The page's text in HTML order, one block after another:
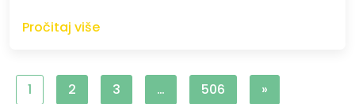
Pročitaj više
1 2 3 … 506 »